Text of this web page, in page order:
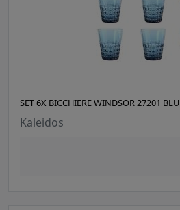
SET 6X BICCHIERE WINDSOR 27201 BLU
Kaleidos